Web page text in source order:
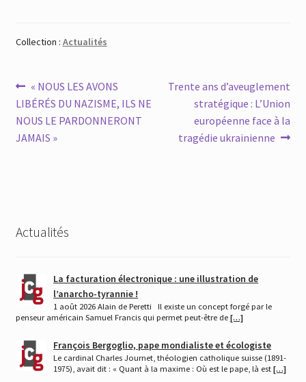
Collection : Actualités
Navigation
de
l’article
Article
précédent :
« NOUS LES AVONS
LIBÉRÉS DU NAZISME, ILS NE
NOUS LE PARDONNERONT
JAMAIS »
Article
suivant :
Trente ans d’aveuglement
stratégique : L’Union
européenne face à la
tragédie ukrainienne
Actualités
La facturation électronique : une illustration de
l’anarcho-tyrannie !
1 août 2026 Alain de Peretti Il existe un concept forgé par le
penseur américain Samuel Francis qui permet peut-être de […]
François Bergoglio, pape mondialiste et écologiste
Le cardinal Charles Journet, théologien catholique suisse (1891-
1975), avait dit : « Quant à la maxime : Où est le pape, là est[…]